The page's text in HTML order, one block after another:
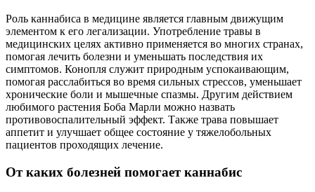
Роль каннабиса в медицине является главным движущим
элементом к его легализации. Употребление травы в
медицинских целях активно применяется во многих странах,
помогая лечить болезни и уменьшать последствия их
симптомов. Конопля служит природным успокаивающим,
помогая расслабиться во время сильных стрессов, уменьшает
хронические боли и мышечные спазмы. Другим действием
любимого растения Боба Марли можно назвать
противовоспалительный эффект. Также трава повышает
аппетит и улучшает общее состояние у тяжелобольных
пациентов проходящих лечение.
От каких болезней помогает каннабис